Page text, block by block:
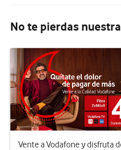
No te pierdas
Vente a Vodafone y disfruta